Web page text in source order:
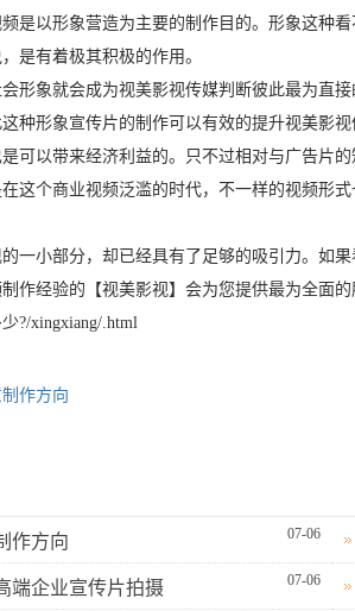
是以形象营造为主要的制作目的。形象这种
是有着极其积极的作用。
形象就会成为视美影视传媒判断彼此最为直
种形象宣传片的制作可以有效的提升视美影视
可以带来经济利益的。只不过相对与广告片
这个商业视频泛滥的时代，不一样的视频形
一小部分，却已经具有了足够的吸引力。如
作经验的【视美影视】会为您提供最为全面的
?/xingxiang/.html
作方向
07-06
作方向
07-06
端企业宣传片拍摄